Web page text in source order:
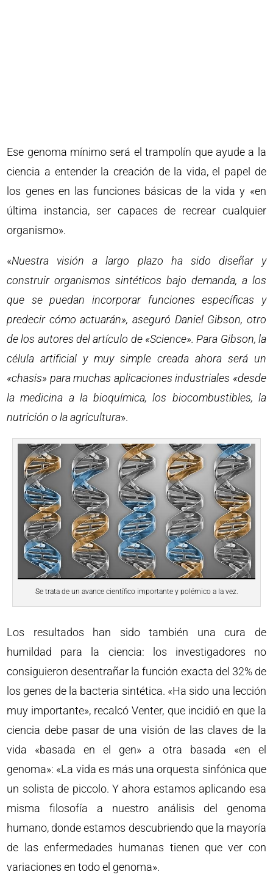
Ese genoma mínimo será el trampolín que ayude a la
ciencia a entender la creación de la vida, el papel de
los genes en las funciones básicas de la vida y «en
última instancia, ser capaces de recrear cualquier
organismo».
«Nuestra visión a largo plazo ha sido diseñar y
construir organismos sintéticos bajo demanda, a los
que se puedan incorporar funciones específicas y
predecir cómo actuarán», aseguró Daniel Gibson, otro
de los autores del artículo de «Science». Para Gibson, la
célula artificial y muy simple creada ahora será un
«chasis» para muchas aplicaciones industriales «desde
la medicina a la bioquímica, los biocombustibles, la
nutrición o la agricultura».
Se trata de un avance científico importante y polémico a la vez.
Los resultados han sido también una cura de
humildad para la ciencia: los investigadores no
consiguieron desentrañar la función exacta del 32% de
los genes de la bacteria sintética. «Ha sido una lección
muy importante», recalcó Venter, que incidió en que la
ciencia debe pasar de una visión de las claves de la
vida «basada en el gen» a otra basada «en el
genoma»: «La vida es más una orquesta sinfónica que
un solista de piccolo. Y ahora estamos aplicando esa
misma filosofía a nuestro análisis del genoma
humano, donde estamos descubriendo que la mayoría
de las enfermedades humanas tienen que ver con
variaciones en todo el genoma».